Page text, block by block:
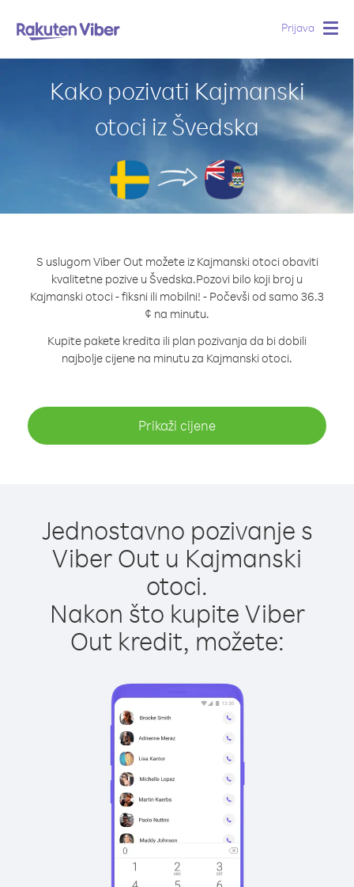
Prijava
Kako pozivati Kajmanski
otoci iz Švedska
S uslugom Viber Out možete iz Kajmanski otoci obaviti
kvalitetne pozive u Švedska.Pozovi bilo koji broj u
Kajmanski otoci - fiksni ili mobilni! - Počevši od samo 36.3
¢ na minutu.
Kupite pakete kredita ili plan pozivanja da bi dobili
najbolje cijene na minutu za Kajmanski otoci.
Prikaži cijene
Jednostavno pozivanje s
Viber Out u Kajmanski
otoci.
Nakon što kupite Viber
Out kredit, možete: